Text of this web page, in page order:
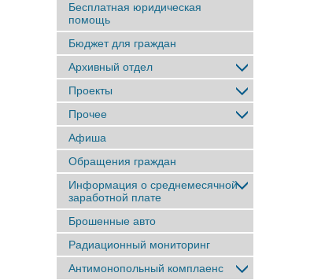
Бесплатная юридическая
помощь
Бюджет для граждан
Архивный отдел
Проекты
Прочее
Афиша
Обращения граждан
Информация о среднемесячной
заработной плате
Брошенные авто
Радиационный мониторинг
Антимонопольный комплаенс